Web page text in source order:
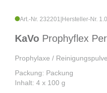
Art.-Nr. 232201 Hersteller-Nr.
KaVo Prophyflex
Prophylaxe /
Packung: Packung
Inhalt: 4 x 100 g